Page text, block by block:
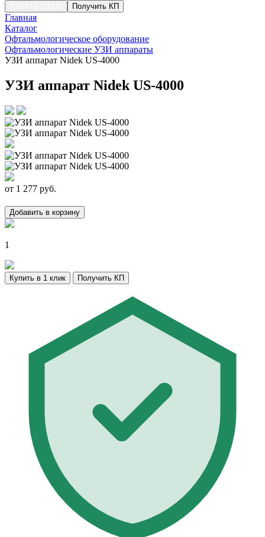
Получить КП
Главная
Каталог
Офтальмологическое оборудование
Офтальмологические УЗИ аппараты
УЗИ аппарат Nidek US-4000
УЗИ аппарат Nidek US-4000
от 1 277 руб.
Добавить в корзину
1
Купить в 1 клик Получить КП